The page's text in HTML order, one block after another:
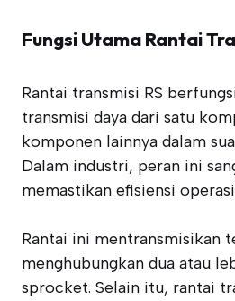
Fungsi Utama Rantai
Rantai transmisi RS
transmisi daya dari satu
komponen lainnya dalam
Dalam industri, peran ini
memastikan efisiensi
Rantai ini mentransmisikan
menghubungkan dua atau
sprocket. Selain itu, rantai